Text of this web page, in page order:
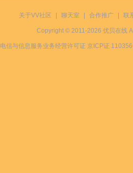
关于VV社区 聊天室 合作推广 联
Copyright © 2011-2026 优贝在线
电信与信息服务业务经营许可证 京ICP证